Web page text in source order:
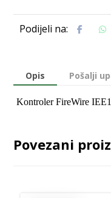
Opis Pošalji
Kontroler FireWire
Povezani